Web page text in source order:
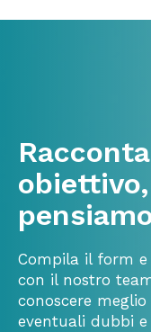
Compila il form
con il nostro
conoscere
eventuali dubbi